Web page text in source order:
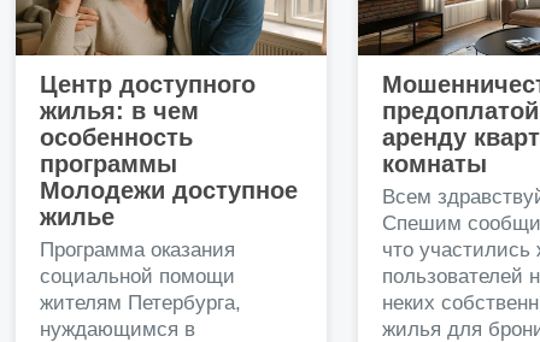
Центр доступного
жилья: в чем
особенность
программы
Молодежи доступное
жилье
Программа оказания
социальной помощи
жителям Петербурга,
нуждающимся в
аренду
комнаты
Всем
Спешим
что
пользователей
неких
жилья для